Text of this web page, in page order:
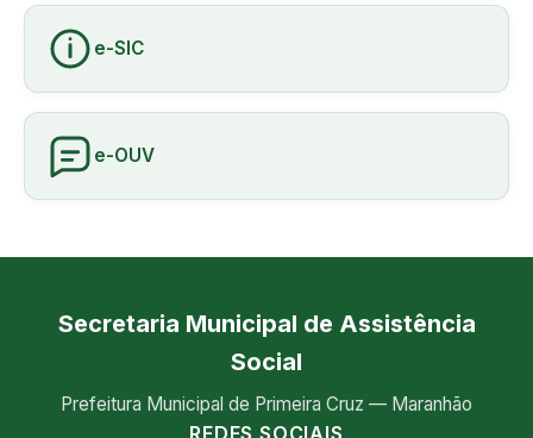
e-SIC
e-OUV
Secretaria Municipal de Assistência
Social
Prefeitura Municipal de Primeira Cruz — Maranhão
REDES SOCIAIS